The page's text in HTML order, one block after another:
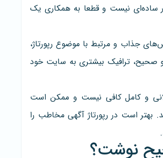
ساده‌ای نیست و قطعا به همکاری یک
جذاب و مرتبط با موضوع رپورتاژ،
و صحیح، ترافیک بیشتری به سایت خود
و کامل کافی نیست و ممکن است
بهتر است در رپورتاژ آگهی مخاطب را
نوشت؟